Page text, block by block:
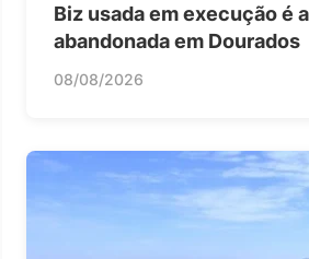
Biz usada em execução é
abandonada em Dourados
08/08/2026